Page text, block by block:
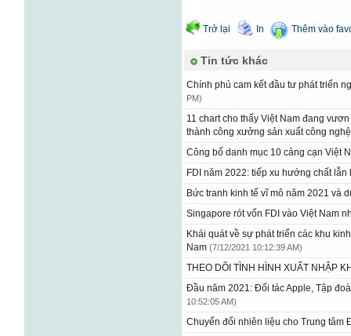
Trở lại In Thêm vào
Tin tức khác
Chính phủ cam kết đầu tư phát triển
PM)
11 chart cho thấy Việt Nam đang
thành công xưởng sản xuất công
Công bố danh mục 10 cảng cạn Việt
FDI năm 2022: tiếp xu hướng chất
Bức tranh kinh tế vĩ mô năm 2021 và
Singapore rót vốn FDI vào Việt Nam
Khái quát về sự phát triển các khu
Nam (7/12/2021 10:12:39 AM)
THEO DÕI TÌNH HÌNH XUẤT NHẬP
Đầu năm 2021: Đối tác Apple, Tập
10:52:05 AM)
Chuyển đổi nhiên liệu cho Trung